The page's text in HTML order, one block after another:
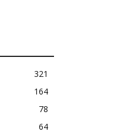
321
164
78
64